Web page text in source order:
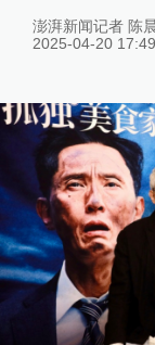
澎湃新闻记者 陈
2025-04-20 17:49